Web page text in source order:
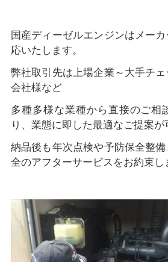
国産ディーゼルエンジンはメー
応いたします。
弊社取引先は上場企業～大手チ
会社様など
多種多様な業種から直接のご相
り、業態に即した最適なご提案が
納品後も年次点検や予防保全整
全のアフターサービスをお約束し